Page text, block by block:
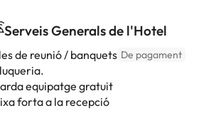
Serveis Generals de l'Hotel
de reunió / banquets De pagament
equipatge gratuit
forta a la recepció